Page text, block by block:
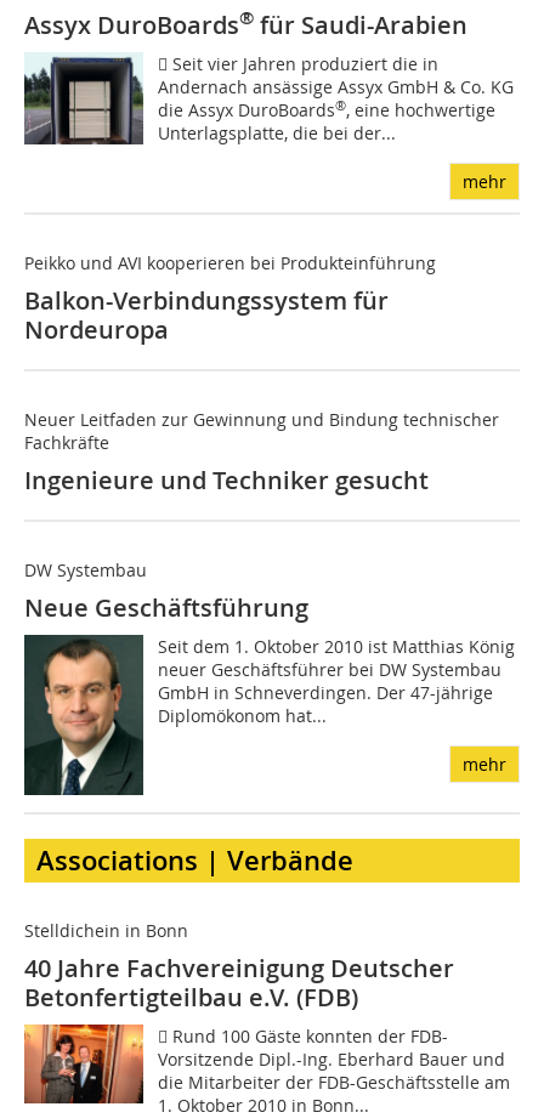
Assyx DuroBoards® für Saudi-Arabien
 Seit vier Jahren produziert die in
Andernach ansässige Assyx GmbH & Co. KG
die Assyx DuroBoards®, eine hochwertige
Unterlagsplatte, die bei der...
mehr
Peikko und AVI kooperieren bei Produkteinführung
Balkon-Verbindungssystem für
Nordeuropa
Neuer Leitfaden zur Gewinnung und Bindung technischer
Fachkräfte
Ingenieure und Techniker gesucht
DW Systembau
Neue Geschäftsführung
Seit dem 1. Oktober 2010 ist Matthias König
neuer Geschäftsführer bei DW Systembau
GmbH in Schneverdingen. Der 47-jährige
Diplomökonom hat...
mehr
Associations | Verbände
Stelldichein in Bonn
40 Jahre Fachvereinigung Deutscher
Betonfertigteilbau e.V. (FDB)
 Rund 100 Gäste konnten der FDB-
Vorsitzende Dipl.-Ing. Eberhard Bauer und
die Mitarbeiter der FDB-Geschäftsstelle am
1. Oktober 2010 in Bonn...